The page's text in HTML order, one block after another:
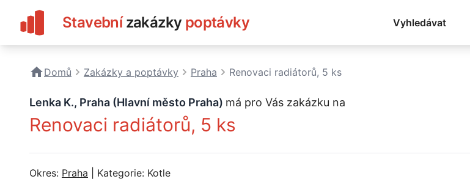
Stavební zakázky poptávky Vyhledávat
Domů Zakázky a poptávky Praha Renovaci radiátorů, 5 ks
Lenka K., Praha (Hlavní město Praha) má pro Vás zakázku na
Renovaci radiátorů, 5 ks
Okres: Praha | Kategorie: Kotle